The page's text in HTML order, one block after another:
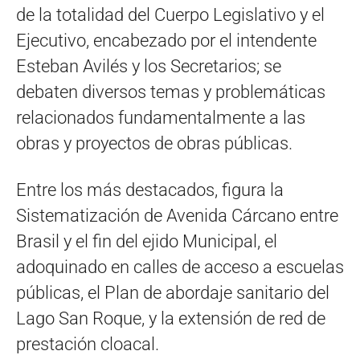
de la totalidad del Cuerpo Legislativo y el
Ejecutivo, encabezado por el intendente
Esteban Avilés y los Secretarios; se
debaten diversos temas y problemáticas
relacionados fundamentalmente a las
obras y proyectos de obras públicas.
Entre los más destacados, figura la
Sistematización de Avenida Cárcano entre
Brasil y el fin del ejido Municipal, el
adoquinado en calles de acceso a escuelas
públicas, el Plan de abordaje sanitario del
Lago San Roque, y la extensión de red de
prestación cloacal.